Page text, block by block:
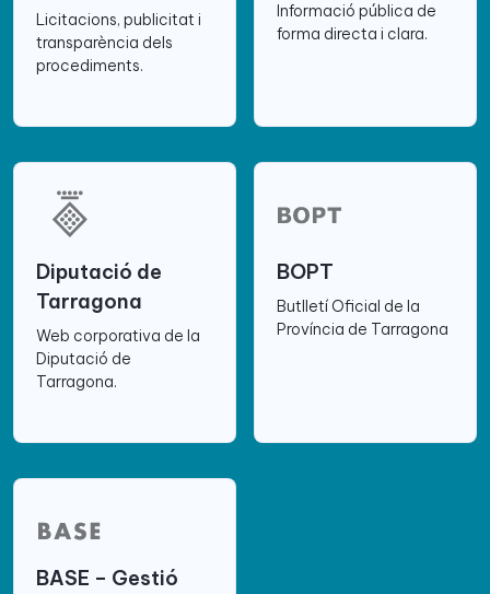
Licitacions, publicitat i
transparència dels
procediments.
Informació pública de
forma directa i clara.
Diputació de
Tarragona
Web corporativa de la
Diputació de
Tarragona.
BOPT
Butlletí Oficial de la
Província de Tarragona
BASE – Gestió